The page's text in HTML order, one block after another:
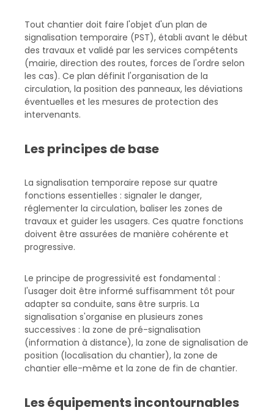
Tout chantier doit faire l'objet d'un plan de
signalisation temporaire (PST), établi avant le début
des travaux et validé par les services compétents
(mairie, direction des routes, forces de l'ordre selon
les cas). Ce plan définit l'organisation de la
circulation, la position des panneaux, les déviations
éventuelles et les mesures de protection des
intervenants.
Les principes de base
La signalisation temporaire repose sur quatre
fonctions essentielles : signaler le danger,
réglementer la circulation, baliser les zones de
travaux et guider les usagers. Ces quatre fonctions
doivent être assurées de manière cohérente et
progressive.
Le principe de progressivité est fondamental :
l'usager doit être informé suffisamment tôt pour
adapter sa conduite, sans être surpris. La
signalisation s'organise en plusieurs zones
successives : la zone de pré-signalisation
(information à distance), la zone de signalisation de
position (localisation du chantier), la zone de
chantier elle-même et la zone de fin de chantier.
Les équipements incontournables